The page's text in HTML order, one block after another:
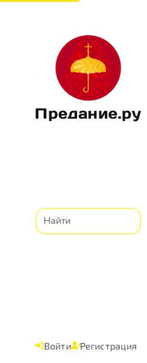
Предание.ру
Войти Регистрация